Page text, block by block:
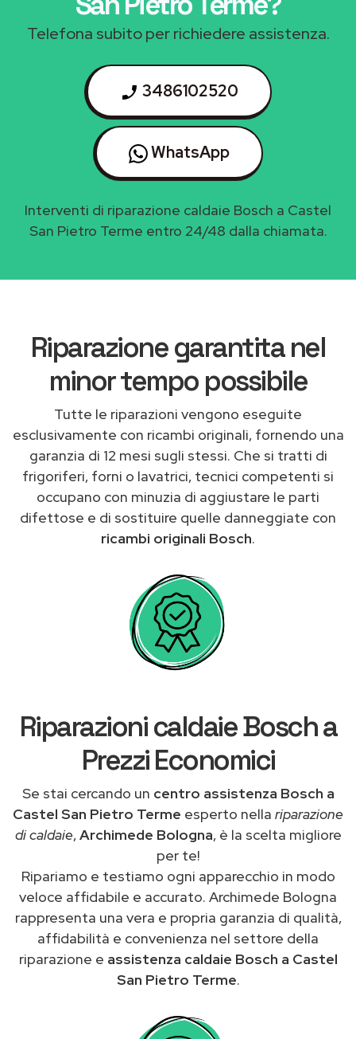
Telefona subito per richiedere assistenza.
3486102520
WhatsApp
Interventi di riparazione caldaie Bosch a Castel
San Pietro Terme entro 24/48 dalla chiamata.
Riparazione garantita nel
minor tempo possibile
Tutte le riparazioni vengono eseguite
esclusivamente con ricambi originali, fornendo una
garanzia di 12 mesi sugli stessi. Che si tratti di
frigoriferi, forni o lavatrici, tecnici competenti si
occupano con minuzia di aggiustare le parti
difettose e di sostituire quelle danneggiate con
ricambi originali Bosch.
Riparazioni caldaie Bosch a
Prezzi Economici
Se stai cercando un centro assistenza Bosch a
Castel San Pietro Terme esperto nella riparazione
di caldaie,Archimede Bologna, è la scelta migliore
per te!
Ripariamo e testiamo ogni apparecchio in modo
veloce affidabile e accurato. Archimede Bologna
rappresenta una vera e propria garanzia di qualità,
affidabilità e convenienza nel settore della
riparazione e assistenza caldaie Bosch a Castel
San Pietro Terme.